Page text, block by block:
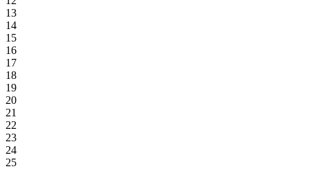
13
14
15
16
17
18
19
20
21
22
23
24
25